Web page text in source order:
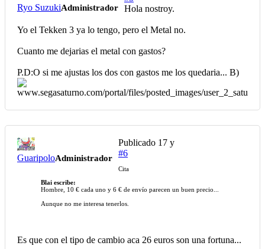
Ryo SuzukiAdministrador
Hola nostroy.
Yo el Tekken 3 ya lo tengo, pero el Metal no.
Cuanto me dejarias el metal con gastos?
P.D:O si me ajustas los dos con gastos me los quedaria... B)
GuaripoloAdministrador
Publicado 17 y
#6
Cita
Blai escribe:
Hombre, 10 € cada uno y 6 € de envío parecen un buen precio...
Aunque no me interesa tenerlos.
Es que con el tipo de cambio aca 26 euros son una fortuna...